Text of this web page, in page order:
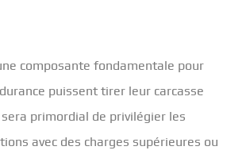
composante fondamentale pour
puissent tirer leur carcasse
primordial de privilégier les
avec des charges supérieures ou